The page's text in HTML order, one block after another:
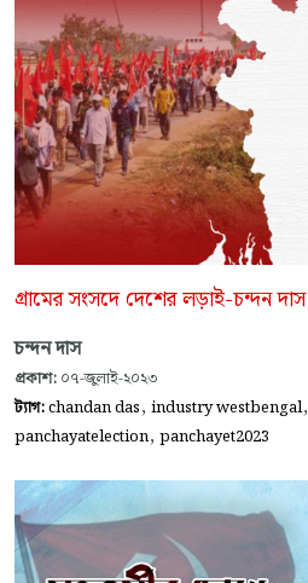
গ্রামের সংসদে দেশের লড়াই-চন্দন দাস
চন্দন দাস
প্রকাশ: ০৭-জুলাই-২০২৩
ট্যাগ:chandan das, industry westbengal,
panchayatelection, panchayet2023